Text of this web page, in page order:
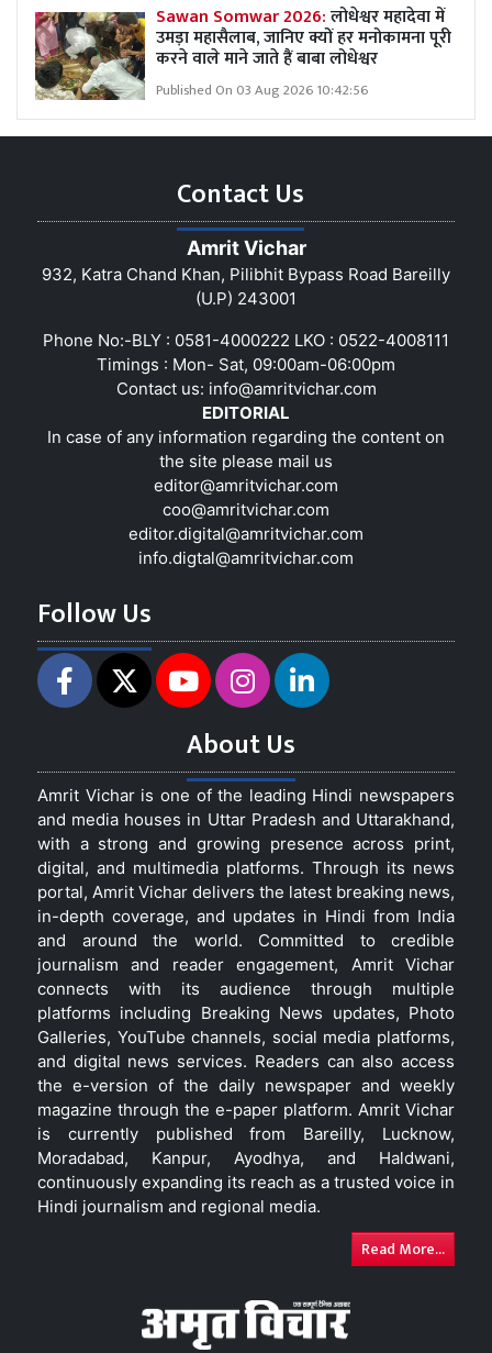
Sawan Somwar 2026:लोधेश्वर महादेवा में
उमड़ा महासैलाब, जानिए क्यों हर मनोकामना पूरी
करने वाले माने जाते हैं बाबा लोधेश्वर
Published On 03 Aug 2026 10:42:56
Contact Us
Amrit Vichar
932, Katra Chand Khan, Pilibhit Bypass Road Bareilly
(U.P) 243001
Phone No:-BLY : 0581-4000222 LKO : 0522-4008111
Timings : Mon- Sat, 09:00am-06:00pm
Contact us: info@amritvichar.com
EDITORIAL
In case of any information regarding the content on
the site please mail us
editor@amritvichar.com
coo@amritvichar.com
editor.digital@amritvichar.com
info.digtal@amritvichar.com
Follow Us
About Us
Amrit Vichar is one of the leading Hindi newspapers
and media houses in Uttar Pradesh and Uttarakhand,
with a strong and growing presence across print,
digital, and multimedia platforms. Through its news
portal, Amrit Vichar delivers the latest breaking news,
in-depth coverage, and updates in Hindi from India
and around the world. Committed to credible
journalism and reader engagement, Amrit Vichar
connects with its audience through multiple
platforms including Breaking News updates, Photo
Galleries, YouTube channels, social media platforms,
and digital news services. Readers can also access
the e-version of the daily newspaper and weekly
magazine through the e-paper platform. Amrit Vichar
is currently published from Bareilly, Lucknow,
Moradabad, Kanpur, Ayodhya, and Haldwani,
continuously expanding its reach as a trusted voice in
Hindi journalism and regional media.
Read More...